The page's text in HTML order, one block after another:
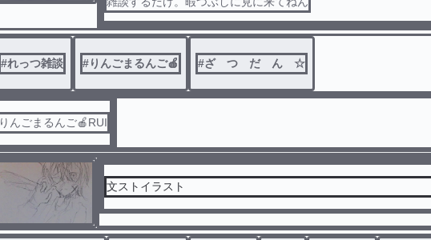
#れっつ雑談 #りんごまるんご🍎 #ざ つ だ ん ☆
りんごまるんご🍎RUI
文ストイラスト